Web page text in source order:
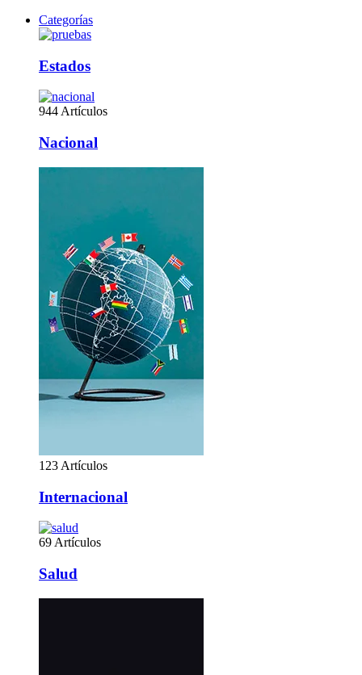
Categorías
Estados
944 Artículos
Nacional
123 Artículos
Internacional
69 Artículos
Salud